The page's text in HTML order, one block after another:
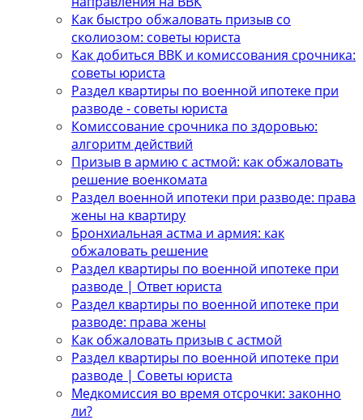
Как быстро обжаловать призыв со
сколиозом: советы юриста
Как добиться ВВК и комиссования срочника:
советы юриста
Раздел квартиры по военной ипотеке при
разводе - советы юриста
Комиссование срочника по здоровью:
алгоритм действий
Призыв в армию с астмой: как обжаловать
решение военкомата
Раздел военной ипотеки при разводе: права
жены на квартиру
Бронхиальная астма и армия: как
обжаловать решение
Раздел квартиры по военной ипотеке при
разводе | Ответ юриста
Раздел квартиры по военной ипотеке при
разводе: права жены
Как обжаловать призыв с астмой
Раздел квартиры по военной ипотеке при
разводе | Советы юриста
Медкомиссия во время отсрочки: законно
ли?